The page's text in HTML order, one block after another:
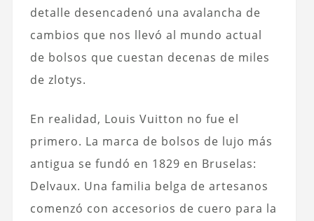
detalle desencadenó una avalancha de
cambios que nos llevó al mundo actual
de bolsos que cuestan decenas de miles
de zlotys.
En realidad, Louis Vuitton no fue el
primero. La marca de bolsos de lujo más
antigua se fundó en 1829 en Bruselas:
Delvaux. Una familia belga de artesanos
comenzó con accesorios de cuero para la